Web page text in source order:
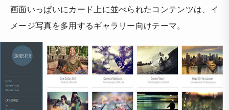
画面いっぱいにカード上に並べられたコンテンツは、イ
メージ写真を多用するギャラリー向けテーマ。